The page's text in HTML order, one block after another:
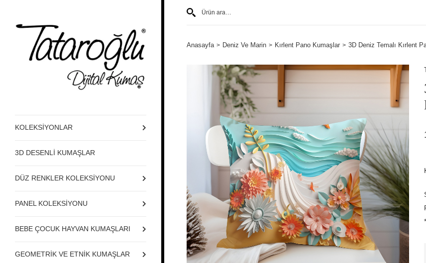
KOLEKSİYONLAR
3D DESENLİ KUMAŞLAR
DÜZ RENKLER KOLEKSİYONU
PANEL KOLEKSİYONU
BEBE ÇOCUK HAYVAN KUMAŞLARI
GEOMETRİK VE ETNİK KUMAŞLAR
Anasayfa Deniz Ve Marin Kırlent Pano Kumaşlar 3D Deniz Temalı Kırlent